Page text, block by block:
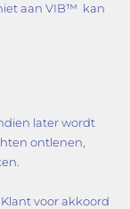
aan VIB™ kan
later wordt
ontlenen,
voor akkoord